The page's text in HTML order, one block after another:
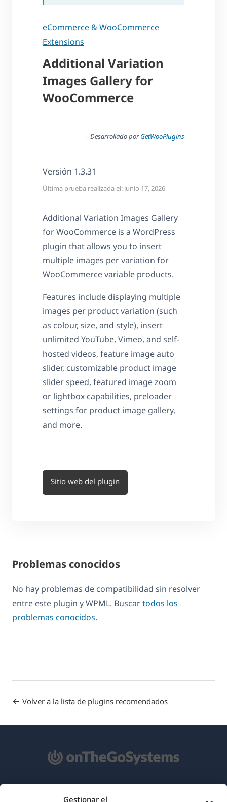
Gestionar el
eCommerce & WooCommerce
Extensions
Additional Variation
Images Gallery for
WooCommerce
– Desarrollado porGetWooPlugins
Versión 1.3.31
Última prueba realizada el: junio 17, 2026
Additional Variation Images Gallery
for WooCommerce is a WordPress
plugin that allows you to insert
multiple images per variation for
WooCommerce variable products.
Features include displaying multiple
images per product variation (such
as colour, size, and style), insert
unlimited YouTube, Vimeo, and self-
hosted videos, feature image auto
slider, customizable product image
slider speed, featured image zoom
or lightbox capabilities, preloader
settings for product image gallery,
and more.
Sitio web del plugin
Problemas conocidos
No hay problemas de compatibilidad sin resolver
entre este plugin y WPML. Buscartodos los
problemas conocidos.
Volver a la lista de plugins recomendados